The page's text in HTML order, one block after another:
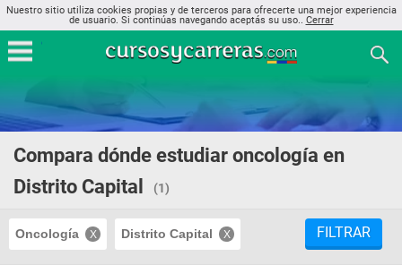
Nuestro sitio utiliza cookies propias y de terceros para ofrecerte una mejor experiencia
de usuario. Si continúas navegando aceptás su uso.. Cerrar
Compara dónde estudiar oncología en
Distrito Capital
(1)
Oncología Distrito Capital FILTRAR